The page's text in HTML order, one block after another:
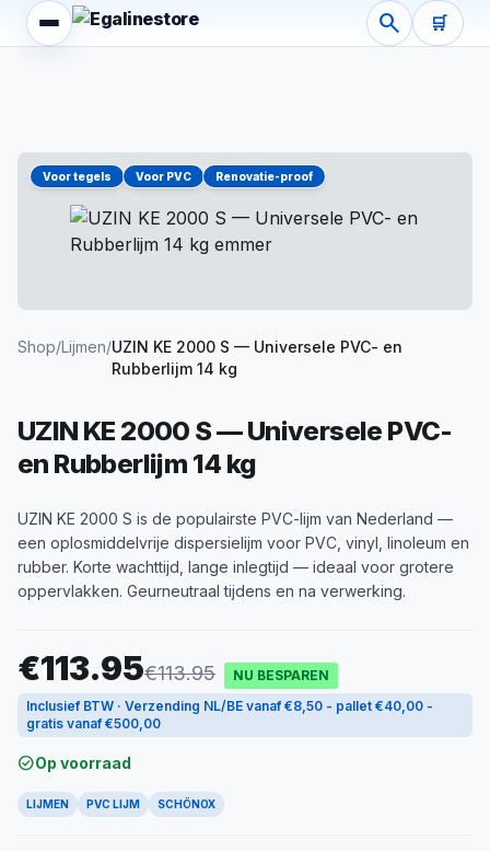
UZIN KE 2000 S — Universele PVC- en Rubberlijm 14 kg
Prijs:€113,95. Levertijd:
search 🛒
Voor tegels Voor PVC Renovatie-proof
Shop/Lijmen/UZIN KE 2000 S — Universele PVC- en
Rubberlijm 14 kg
UZIN KE 2000 S — Universele PVC-
en Rubberlijm 14 kg
UZIN KE 2000 S is de populairste PVC-lijm van Nederland —
een oplosmiddelvrije dispersielijm voor PVC, vinyl, linoleum en
rubber. Korte wachttijd, lange inlegtijd — ideaal voor grotere
oppervlakken. Geurneutraal tijdens en na verwerking.
€113.95€113.95
NU BESPAREN
Inclusief BTW · Verzending NL/BE vanaf €8,50 - pallet €40,00 -
gratis vanaf €500,00
check_circleOp voorraad
LIJMEN PVC LIJM SCHÖNOX